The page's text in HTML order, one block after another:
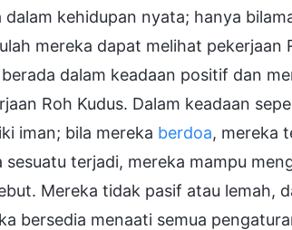
kehidupan nyata; hanya
mereka dapat melihat pekerjaan
dalam keadaan positif dan
Roh Kudus. Dalam keadaan
iman; bila mereka berdoa, mereka
terjadi, mereka mampu
Mereka tidak pasif atau lemah,
bersedia menaati semua